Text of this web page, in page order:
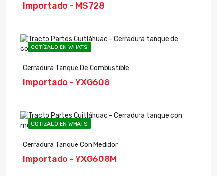
Importado - MS728
COTÍZALO EN WHATS
Cerradura Tanque De Combustible
Importado - YXG608
COTÍZALO EN WHATS
Cerradura Tanque Con Medidor
Importado - YXG608M